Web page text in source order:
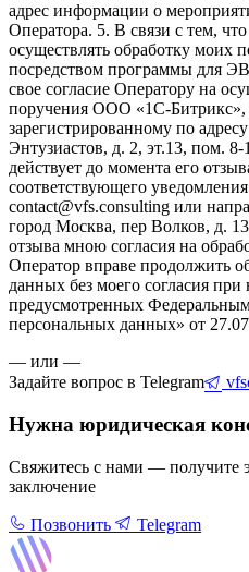
адрес информации о
Оператора. 5. В связи с тем,
осуществлять обработку моих
посредством программы для
свое согласие Оператору на
поручения ООО «1С-
зарегистрированному по
Энтузиастов, д. 2, эт.13, пом.
действует до момента его
соответствующего
contact@vfs.consulting или
город Москва, пер Волков, д.
отзыва мною согласия на
Оператор вправе продолжить
данных без моего согласия
предусмотренных
персональных данных» от
— или —
Задайте вопрос в Telegram
Нужна юридическая
Свяжитесь с нами — получите
заключение
Позвонить Telegram